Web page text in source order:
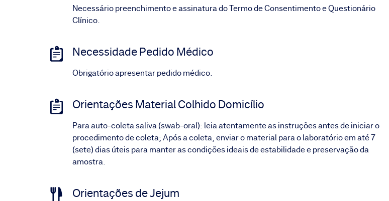
Necessário preenchimento e assinatura do Termo de Consentimento e Questionário
Clínico.
Necessidade Pedido Médico
Obrigatório apresentar pedido médico.
Orientações Material Colhido Domicílio
Para auto-coleta saliva (swab-oral): leia atentamente as instruções antes de iniciar o
procedimento de coleta; Após a coleta, enviar o material para o laboratório em até 7
(sete) dias úteis para manter as condições ideais de estabilidade e preservação da
amostra.
Orientações de Jejum